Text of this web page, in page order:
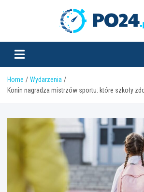
Home
Wydarzenia
Konin nagradza mistrzów sportu: które szkoły